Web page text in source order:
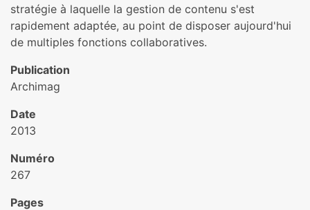
stratégie à laquelle la gestion de contenu s'est
rapidement adaptée, au point de disposer aujourd'hui
de multiples fonctions collaboratives.
Publication
Archimag
Date
2013
Numéro
267
Pages